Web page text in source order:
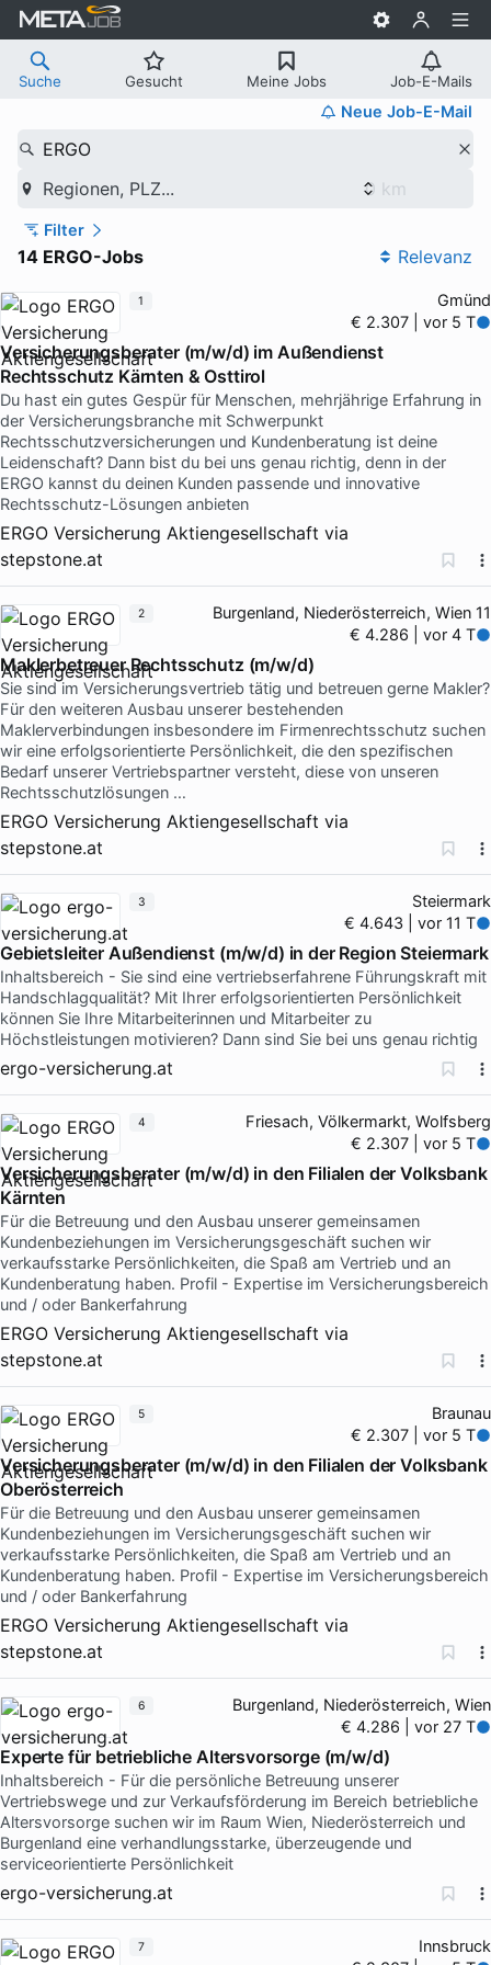
Suche Gesucht Meine Jobs Job-E-Mails
Neue Job-E-Mail
ERGO
Regionen, PLZ...
Filter
14 ERGO-Jobs Relevanz
Gmünd
€ 2.307 | vor 5 T
Versicherungsberater (m/w/d) im Außendienst
Rechtsschutz Kärnten & Osttirol
Du hast ein gutes Gespür für Menschen, mehrjährige Erfahrung in
der Versicherungsbranche mit Schwerpunkt
Rechtsschutzversicherungen und Kundenberatung ist deine
Leidenschaft? Dann bist du bei uns genau richtig, denn in der
ERGO kannst du deinen Kunden passende und innovative
Rechtsschutz-Lösungen anbieten
ERGO Versicherung Aktiengesellschaft via
stepstone.at
1
Burgenland, Niederösterreich, Wien 11
€ 4.286 | vor 4 T
Maklerbetreuer Rechtsschutz (m/w/d)
Sie sind im Versicherungsvertrieb tätig und betreuen gerne Makler?
Für den weiteren Ausbau unserer bestehenden
Maklerverbindungen insbesondere im Firmenrechtsschutz suchen
wir eine erfolgsorientierte Persönlichkeit, die den spezifischen
Bedarf unserer Vertriebspartner versteht, diese von unseren
Rechtsschutzlösungen …
ERGO Versicherung Aktiengesellschaft via
stepstone.at
2
Steiermark
€ 4.643 | vor 11 T
Gebietsleiter Außendienst (m/w/d) in der Region Steiermark
Inhaltsbereich - Sie sind eine vertriebserfahrene Führungskraft mit
Handschlagqualität? Mit Ihrer erfolgsorientierten Persönlichkeit
können Sie Ihre Mitarbeiterinnen und Mitarbeiter zu
Höchstleistungen motivieren? Dann sind Sie bei uns genau richtig
ergo-versicherung.at
3
Friesach, Völkermarkt, Wolfsberg
€ 2.307 | vor 5 T
Versicherungsberater (m/w/d) in den Filialen der Volksbank
Kärnten
Für die Betreuung und den Ausbau unserer gemeinsamen
Kundenbeziehungen im Versicherungsgeschäft suchen wir
verkaufsstarke Persönlichkeiten, die Spaß am Vertrieb und an
Kundenberatung haben. Profil - Expertise im Versicherungsbereich
und / oder Bankerfahrung
ERGO Versicherung Aktiengesellschaft via
stepstone.at
4
Braunau
€ 2.307 | vor 5 T
Versicherungsberater (m/w/d) in den Filialen der Volksbank
Oberösterreich
Für die Betreuung und den Ausbau unserer gemeinsamen
Kundenbeziehungen im Versicherungsgeschäft suchen wir
verkaufsstarke Persönlichkeiten, die Spaß am Vertrieb und an
Kundenberatung haben. Profil - Expertise im Versicherungsbereich
und / oder Bankerfahrung
ERGO Versicherung Aktiengesellschaft via
stepstone.at
5
Burgenland, Niederösterreich, Wien
€ 4.286 | vor 27 T
Experte für betriebliche Altersvorsorge (m/w/d)
Inhaltsbereich - Für die persönliche Betreuung unserer
Vertriebswege und zur Verkaufsförderung im Bereich betriebliche
Altersvorsorge suchen wir im Raum Wien, Niederösterreich und
Burgenland eine verhandlungsstarke, überzeugende und
serviceorientierte Persönlichkeit
ergo-versicherung.at
6
Innsbruck
7